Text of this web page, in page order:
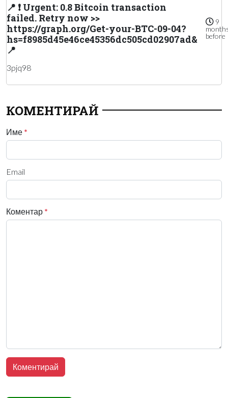
📍 ❗ Urgent: 0.8 Bitcoin transaction
failed. Retry now >>
https://graph.org/Get-your-BTC-09-04?
hs=f8985d45e46ce45356dc505cd02907ad&
📍
9
before
3pjq98
КОМЕНТИРАЙ
Име *
Email
Коментар *